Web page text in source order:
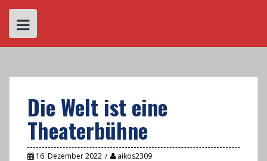
Die Welt ist eine
Theaterbühne
16. Dezember 2022 aikos2309